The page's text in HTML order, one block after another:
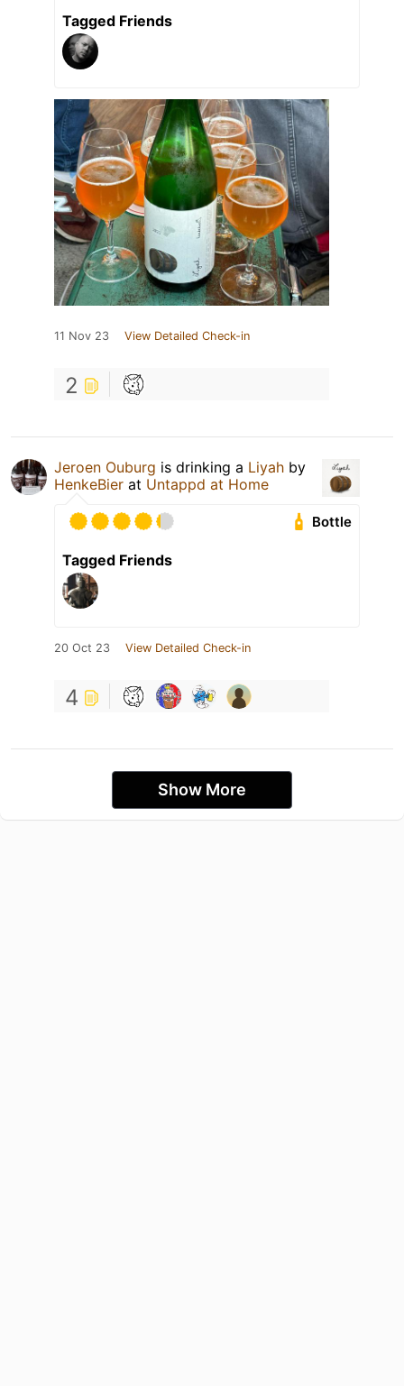
Tagged Friends
11 Nov 23 View Detailed Check-in
2
Jeroen Ouburg is drinking a Liyah by
HenkeBier at Untappd at Home
Bottle
Tagged Friends
20 Oct 23 View Detailed Check-in
4
Show More